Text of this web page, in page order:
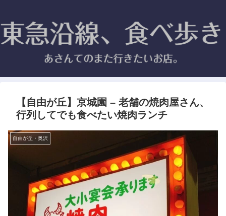
【自由が丘】京城園 – 老舗の焼肉屋さん、
行列してでも食べたい焼肉ランチ
自由が丘・奥沢